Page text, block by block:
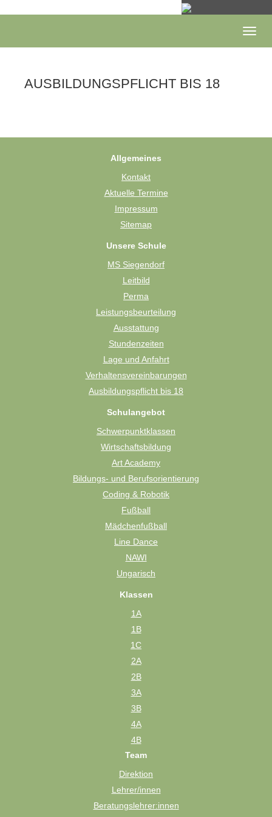
content
AUSBILDUNGSPFLICHT BIS 18
Allgemeines
Kontakt
Aktuelle Termine
Impressum
Sitemap
Unsere Schule
MS Siegendorf
Leitbild
Perma
Leistungsbeurteilung
Ausstattung
Stundenzeiten
Lage und Anfahrt
Verhaltensvereinbarungen
Ausbildungspflicht bis 18
Schulangebot
Schwerpunktklassen
Wirtschaftsbildung
Art Academy
Bildungs- und Berufsorientierung
Coding & Robotik
Fußball
Mädchenfußball
Line Dance
NAWI
Ungarisch
Klassen
1A
1B
1C
2A
2B
3A
3B
4A
4B
Team
Direktion
Lehrer/innen
Beratungslehrer:innen